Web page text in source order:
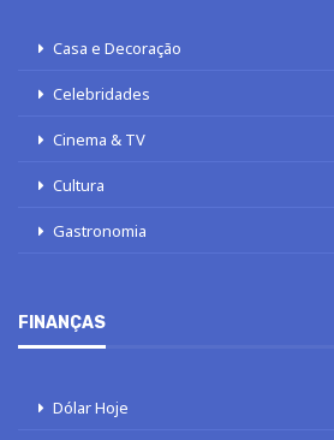
Casa e Decoração
Celebridades
Cinema & TV
Cultura
Gastronomia
FINANÇAS
Dólar Hoje